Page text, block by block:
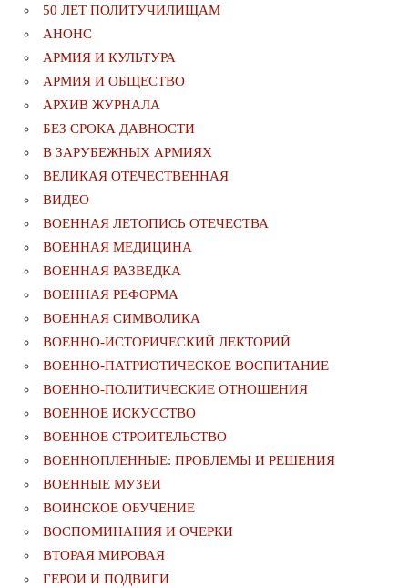
50 ЛЕТ ПОЛИТУЧИЛИЩАМ
АНОНС
АРМИЯ И КУЛЬТУРА
АРМИЯ И ОБЩЕСТВО
АРХИВ ЖУРНАЛА
БЕЗ СРОКА ДАВНОСТИ
В ЗАРУБЕЖНЫХ АРМИЯХ
ВЕЛИКАЯ ОТЕЧЕСТВЕННАЯ
ВИДЕО
ВОЕННАЯ ЛЕТОПИСЬ ОТЕЧЕСТВА
ВОЕННАЯ МЕДИЦИНА
ВОЕННАЯ РАЗВЕДКА
ВОЕННАЯ РЕФОРМА
ВОЕННАЯ СИМВОЛИКА
ВОЕННО-ИСТОРИЧЕСКИЙ ЛЕКТОРИЙ
ВОЕННО-ПАТРИОТИЧЕСКОЕ ВОСПИТАНИЕ
ВОЕННО-ПОЛИТИЧЕСКИE ОТНОШЕНИЯ
ВОЕННОЕ ИСКУССТВО
ВОЕННОЕ СТРОИТЕЛЬСТВО
ВОЕННОПЛЕННЫЕ: ПРОБЛЕМЫ И РЕШЕНИЯ
ВОЕННЫЕ МУЗЕИ
ВОИНСКОЕ ОБУЧЕНИЕ
ВОСПОМИНАНИЯ И ОЧЕРКИ
ВТОРАЯ МИРОВАЯ
ГЕРОИ И ПОДВИГИ